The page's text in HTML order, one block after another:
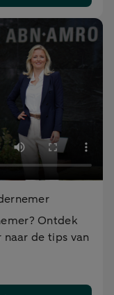
Ontdek
de tips van